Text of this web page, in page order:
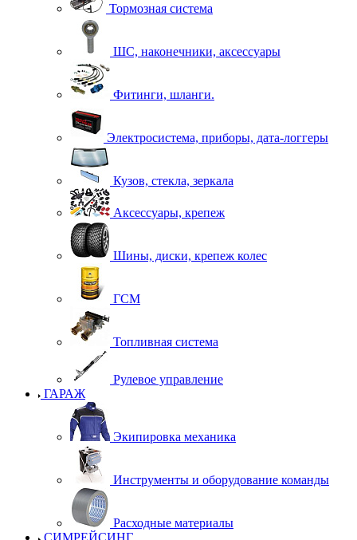
Тормозная система
ШС, наконечники, аксессуары
Фитинги, шланги.
Электросистема, приборы, дата-логгеры
Кузов, стекла, зеркала
Аксессуары, крепеж
Шины, диски, крепеж колес
ГСМ
Топливная система
Рулевое управление
ГАРАЖ
Экипировка механика
Инструменты и оборудование команды
Расходные материалы
СИМРЕЙСИНГ